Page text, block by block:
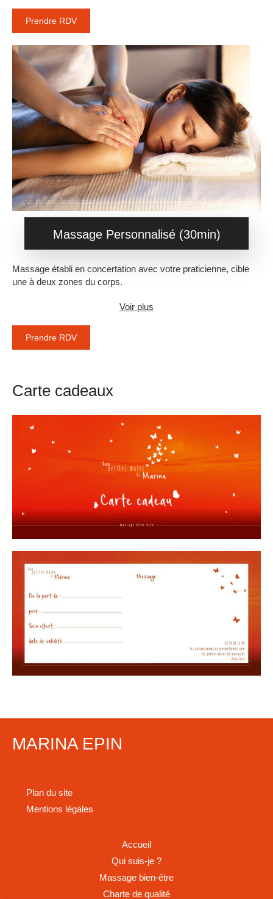
Prendre RDV
Massage Personnalisé (30min)
Massage établi en concertation avec votre praticienne, cible
une à deux zones du corps.
Voir plus
Prendre RDV
Carte cadeaux
MARINA EPIN
Plan du site
Mentions légales
Accueil
Qui suis-je ?
Massage bien-être
Charte de qualité